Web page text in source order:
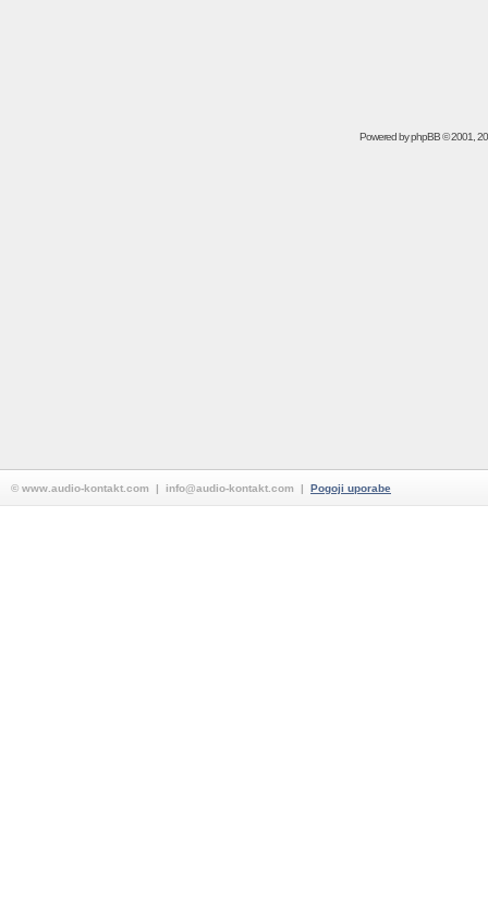
Powered byphpBB© 2001,
© www.audio-kontakt.com | info@audio-kontakt.com | Pogoji uporabe